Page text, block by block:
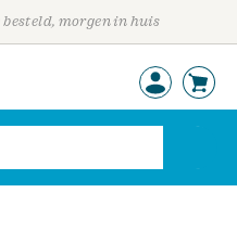
morgen in huis